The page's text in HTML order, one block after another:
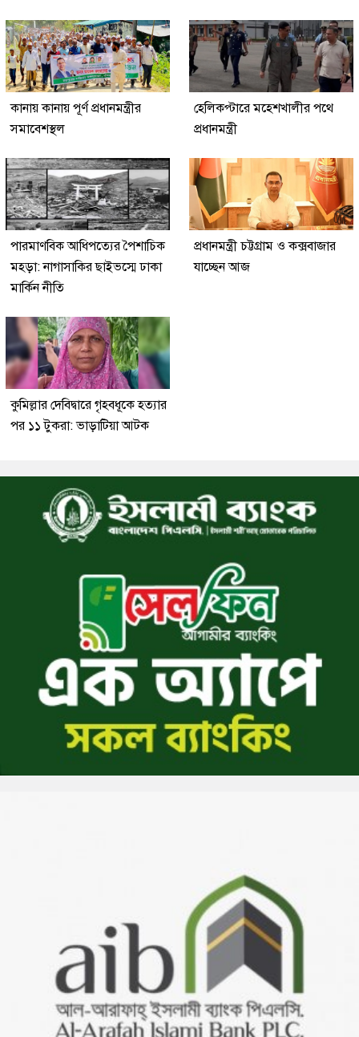
কানায় কানায় পূর্ণ প্রধানমন্ত্রীর
সমাবেশস্থল
হেলিকপ্টারে মহেশখালীর পথে
প্রধানমন্ত্রী
পারমাণবিক আধিপত্যের পৈশাচিক
মহড়া: নাগাসাকির ছাইভস্মে ঢাকা
মার্কিন নীতি
প্রধানমন্ত্রী চট্টগ্রাম ও কক্সবাজার
যাচ্ছেন আজ
কুমিল্লার দেবিদ্বারে গৃহবধূকে হত্যার
পর ১১ টুকরা: ভাড়াটিয়া আটক